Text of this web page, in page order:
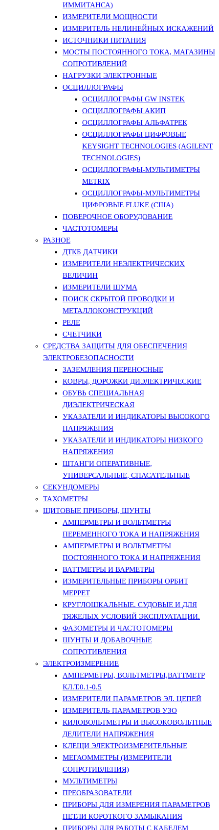
ИММИТАНСА)
ИЗМЕРИТЕЛИ МОЩНОСТИ
ИЗМЕРИТЕЛЬ НЕЛИНЕЙНЫХ ИСКАЖЕНИЙ
ИСТОЧНИКИ ПИТАНИЯ
МОСТЫ ПОСТОЯННОГО ТОКА, МАГАЗИНЫ
СОПРОТИВЛЕНИЙ
НАГРУЗКИ ЭЛЕКТРОННЫЕ
ОСЦИЛЛОГРАФЫ
ОСЦИЛЛОГРАФЫ GW INSTEK
ОСЦИЛЛОГРАФЫ АКИП
ОСЦИЛЛОГРАФЫ АЛЬФАТРЕК
ОСЦИЛЛОГРАФЫ ЦИФРОВЫЕ
KEYSIGHT TECHNOLOGIES (AGILENT
TECHNOLOGIES)
ОСЦИЛЛОГРАФЫ-МУЛЬТИМЕТРЫ
METRIX
ОСЦИЛЛОГРАФЫ-МУЛЬТИМЕТРЫ
ЦИФРОВЫЕ FLUKE (США)
ПОВЕРОЧНОЕ ОБОРУДОВАНИЕ
ЧАСТОТОМЕРЫ
РАЗНОЕ
ДТКБ ДАТЧИКИ
ИЗМЕРИТЕЛИ НЕЭЛЕКТРИЧЕСКИХ
ВЕЛИЧИН
ИЗМЕРИТЕЛИ ШУМА
ПОИСК СКРЫТОЙ ПРОВОДКИ И
МЕТАЛЛОКОНСТРУКЦИЙ
РЕЛЕ
СЧЕТЧИКИ
СРЕДСТВА ЗАЩИТЫ ДЛЯ ОБЕСПЕЧЕНИЯ
ЭЛЕКТРОБЕЗОПАСНОСТИ
ЗАЗЕМЛЕНИЯ ПЕРЕНОСНЫЕ
КОВРЫ, ДОРОЖКИ ДИЭЛЕКТРИЧЕСКИЕ
ОБУВЬ СПЕЦИАЛЬНАЯ
ДИЭЛЕКТРИЧЕСКАЯ
УКАЗАТЕЛИ И ИНДИКАТОРЫ ВЫСОКОГО
НАПРЯЖЕНИЯ
УКАЗАТЕЛИ И ИНДИКАТОРЫ НИЗКОГО
НАПРЯЖЕНИЯ
ШТАНГИ ОПЕРАТИВНЫЕ,
УНИВЕРСАЛЬНЫЕ, СПАСАТЕЛЬНЫЕ
СЕКУНДОМЕРЫ
ТАХОМЕТРЫ
ЩИТОВЫЕ ПРИБОРЫ, ШУНТЫ
АМПЕРМЕТРЫ И ВОЛЬТМЕТРЫ
ПЕРЕМЕННОГО ТОКА И НАПРЯЖЕНИЯ
АМПЕРМЕТРЫ И ВОЛЬТМЕТРЫ
ПОСТОЯННОГО ТОКА И НАПРЯЖЕНИЯ
ВАТТМЕТРЫ И ВАРМЕТРЫ
ИЗМЕРИТЕЛЬНЫЕ ПРИБОРЫ ОРБИТ
МЕРРЕТ
КРУГЛОШКАЛЬНЫЕ. СУДОВЫЕ И ДЛЯ
ТЯЖЕЛЫХ УСЛОВИЙ ЭКСПЛУАТАЦИИ.
ФАЗОМЕТРЫ И ЧАСТОТОМЕРЫ
ШУНТЫ И ДОБАВОЧНЫЕ
СОПРОТИВЛЕНИЯ
ЭЛЕКТРОИЗМЕРЕНИЕ
АМПЕРМЕТРЫ, ВОЛЬТМЕТРЫ,ВАТТМЕТР
КЛ.Т.0.1-0.5
ИЗМЕРИТЕЛИ ПАРАМЕТРОВ ЭЛ. ЦЕПЕЙ
ИЗМЕРИТЕЛЬ ПАРАМЕТРОВ УЗО
КИЛОВОЛЬТМЕТРЫ И ВЫСОКОВОЛЬТНЫЕ
ДЕЛИТЕЛИ НАПРЯЖЕНИЯ
КЛЕЩИ ЭЛЕКТРОИЗМЕРИТЕЛЬНЫЕ
МЕГАОММЕТРЫ (ИЗМЕРИТЕЛИ
СОПРОТИВЛЕНИЯ)
МУЛЬТИМЕТРЫ
ПРЕОБРАЗОВАТЕЛИ
ПРИБОРЫ ДЛЯ ИЗМЕРЕНИЯ ПАРАМЕТРОВ
ПЕТЛИ КОРОТКОГО ЗАМЫКАНИЯ
ПРИБОРЫ ДЛЯ РАБОТЫ С КАБЕЛЕМ